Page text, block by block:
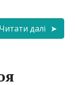
Читати далі